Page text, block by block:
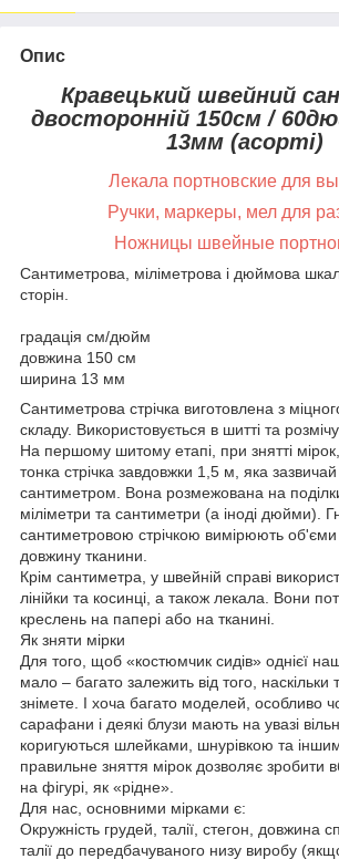
Опис
Кравецький швейний
двосторонній 150см /
13мм (асорті)
Лекала портновские для
Ручки, маркеры, мел для
Ножницы швейные
Сантиметрова, міліметрова і дюймова
сторін.
градація см/дюйм
довжина 150 см
ширина 13 мм
Сантиметрова стрічка виготовлена з
складу. Використовується в шитті та
На першому шитому етапі, при знятті
тонка стрічка завдовжки 1,5 м, яка
сантиметром. Вона розмежована на
міліметри та сантиметри (а іноді дюйми).
сантиметровою стрічкою вимірюють об'єми
довжину тканини.
Крім сантиметра, у швейній справі
лінійки та косинці, а також лекала. Вони
креслень на папері або на тканині.
Як зняти мірки
Для того, щоб «костюмчик сидів» однієї
мало – багато залежить від того, наскільки
знімете. І хоча багато моделей, особливо
сарафани і деякі блузи мають на увазі
коригуються шлейками, шнурівкою та
правильне зняття мірок дозволяє зробити
на фігурі, як «рідне».
Для нас, основними мірками є:
Окружність грудей, талії, стегон, довжина
талії до передбачуваного низу виробу